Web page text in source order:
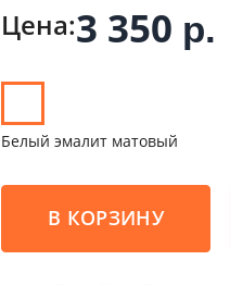
Цена:3 350 р.
Белый эмалит матовый
В КОРЗИНУ